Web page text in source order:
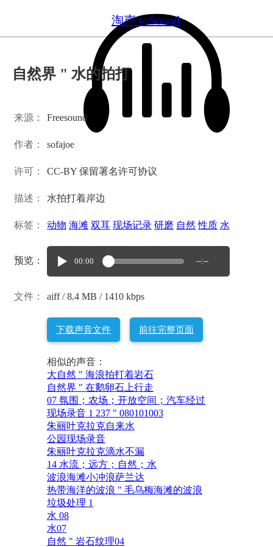
淘声 toSound
自然界 " 水的拍打
来源： Freesound
作者： sofajoe
许可： CC-BY 保留署名许可协议
描述： 水拍打着岸边
标签： 动物 海滩 双耳 现场记录 研磨 自然 性质 水
预览： 00:00 --:--
文件： aiff / 8.4 MB / 1410 kbps
下载声音文件 前往完整页面
相似的声音：
大自然 " 海浪拍打着岩石
自然界 " 在鹅卵石上行走
07 氛围；农场；开放空间；汽车经过
现场录音 1 237 " 080101003
朱丽叶克拉克自来水
公园现场录音
朱丽叶克拉克滴水不漏
14 水流；远方；自然；水
波浪海滩小冲浪萨兰达
热带海洋的波浪 " 毛乌梅海滩的波浪
垃圾处理 1
水 08
水07
自然 " 岩石纹理04